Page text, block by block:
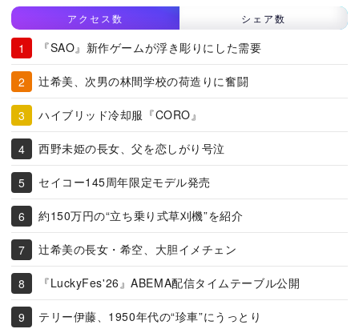
アクセス数 シェア数
『SAO』新作ゲームが浮き彫りにした需要
辻希美、次男の林間学校の荷造りに奮闘
ハイブリッド冷却服『CORO』
西野未姫の長女、父を恋しがり号泣
セイコー145周年限定モデル発売
約150万円の“立ち乗り式草刈機”を紹介
辻希美の長女・希空、大胆イメチェン
『LuckyFes'26』ABEMA配信タイムテーブル公開
テリー伊藤、1950年代の“珍車”にうっとり